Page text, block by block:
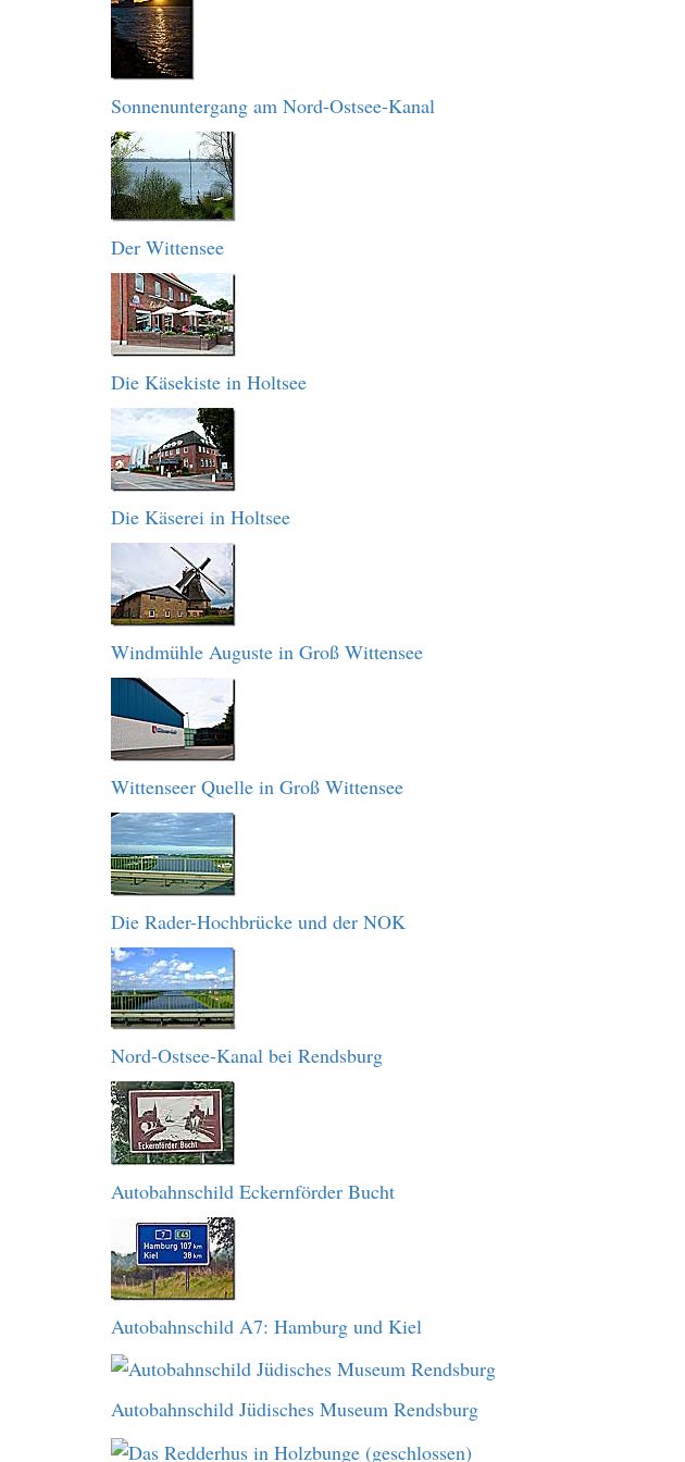
Sonnenuntergang am Nord-Ostsee-Kanal
Der Wittensee
Die Käsekiste in Holtsee
Die Käserei in Holtsee
Windmühle Auguste in Groß Wittensee
Wittenseer Quelle in Groß Wittensee
Die Rader-Hochbrücke und der NOK
Nord-Ostsee-Kanal bei Rendsburg
Autobahnschild Eckernförder Bucht
Autobahnschild A7: Hamburg und Kiel
Autobahnschild Jüdisches Museum Rendsburg